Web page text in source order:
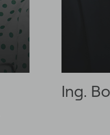
Ing.